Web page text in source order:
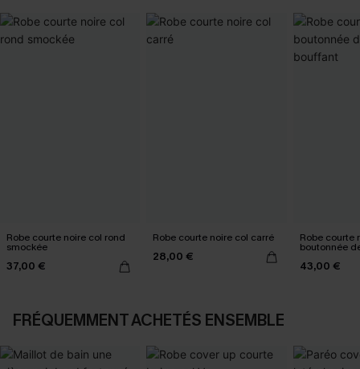
Robe courte noire col rond
smockée
37,00 €
Robe courte noire col carré
28,00 €
Robe courte
boutonnée
43,00 €
FRÉQUEMMENT ACHETÉS ENSEMBLE